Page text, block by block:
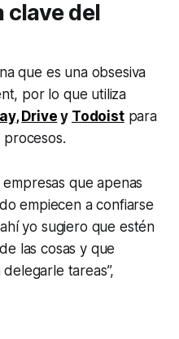
clave del
que es una obsesiva
, por lo que utiliza
,Drive y Todoistpara
que apenas
empiecen a confiarse
yo sugiero que estén
las cosas y que
tareas”,